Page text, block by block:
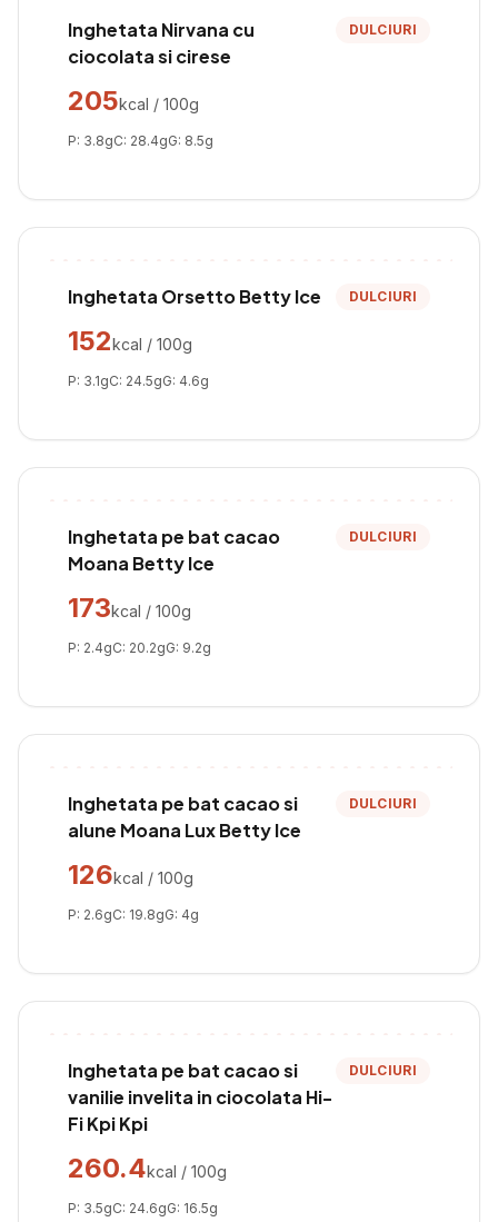
Inghetata Nirvana cu
ciocolata si cirese
DULCIURI
205kcal / 100g
P: 3.8gC: 28.4gG: 8.5g
Inghetata Orsetto Betty Ice DULCIURI
152kcal / 100g
P: 3.1gC: 24.5gG: 4.6g
Inghetata pe bat cacao
Moana Betty Ice
DULCIURI
173kcal / 100g
P: 2.4gC: 20.2gG: 9.2g
Inghetata pe bat cacao si
alune Moana Lux Betty Ice
DULCIURI
126kcal / 100g
P: 2.6gC: 19.8gG: 4g
Inghetata pe bat cacao si
vanilie invelita in ciocolata Hi-
Fi Kpi Kpi
DULCIURI
260.4kcal / 100g
P: 3.5gC: 24.6gG: 16.5g